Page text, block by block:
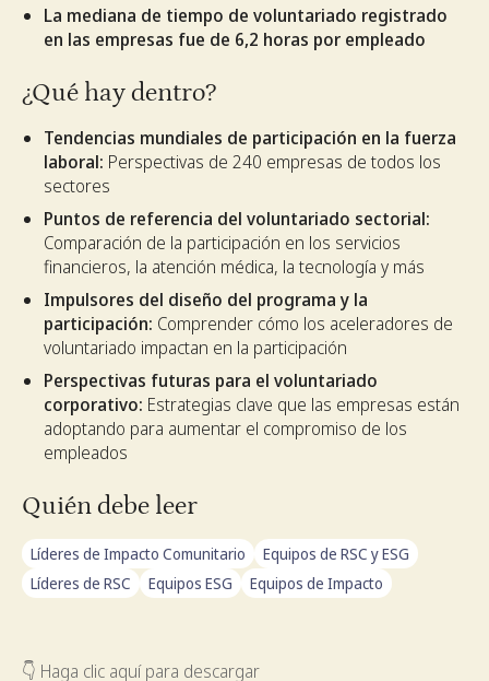
La mediana de tiempo de voluntariado registrado
en las empresas fue de 6,2 horas por empleado
¿Qué hay dentro?
Tendencias mundiales de participación en la fuerza
laboral: Perspectivas de 240 empresas de todos los
sectores
Puntos de referencia del voluntariado sectorial:
Comparación de la participación en los servicios
financieros, la atención médica, la tecnología y más
Impulsores del diseño del programa y la
participación: Comprender cómo los aceleradores de
voluntariado impactan en la participación
Perspectivas futuras para el voluntariado
corporativo: Estrategias clave que las empresas están
adoptando para aumentar el compromiso de los
empleados
Quién debe leer
Líderes de Impacto Comunitario
Equipos de RSC y ESG
Líderes de RSC
Equipos ESG Equipos de Impacto
👇 Haga clic aquí para descargar